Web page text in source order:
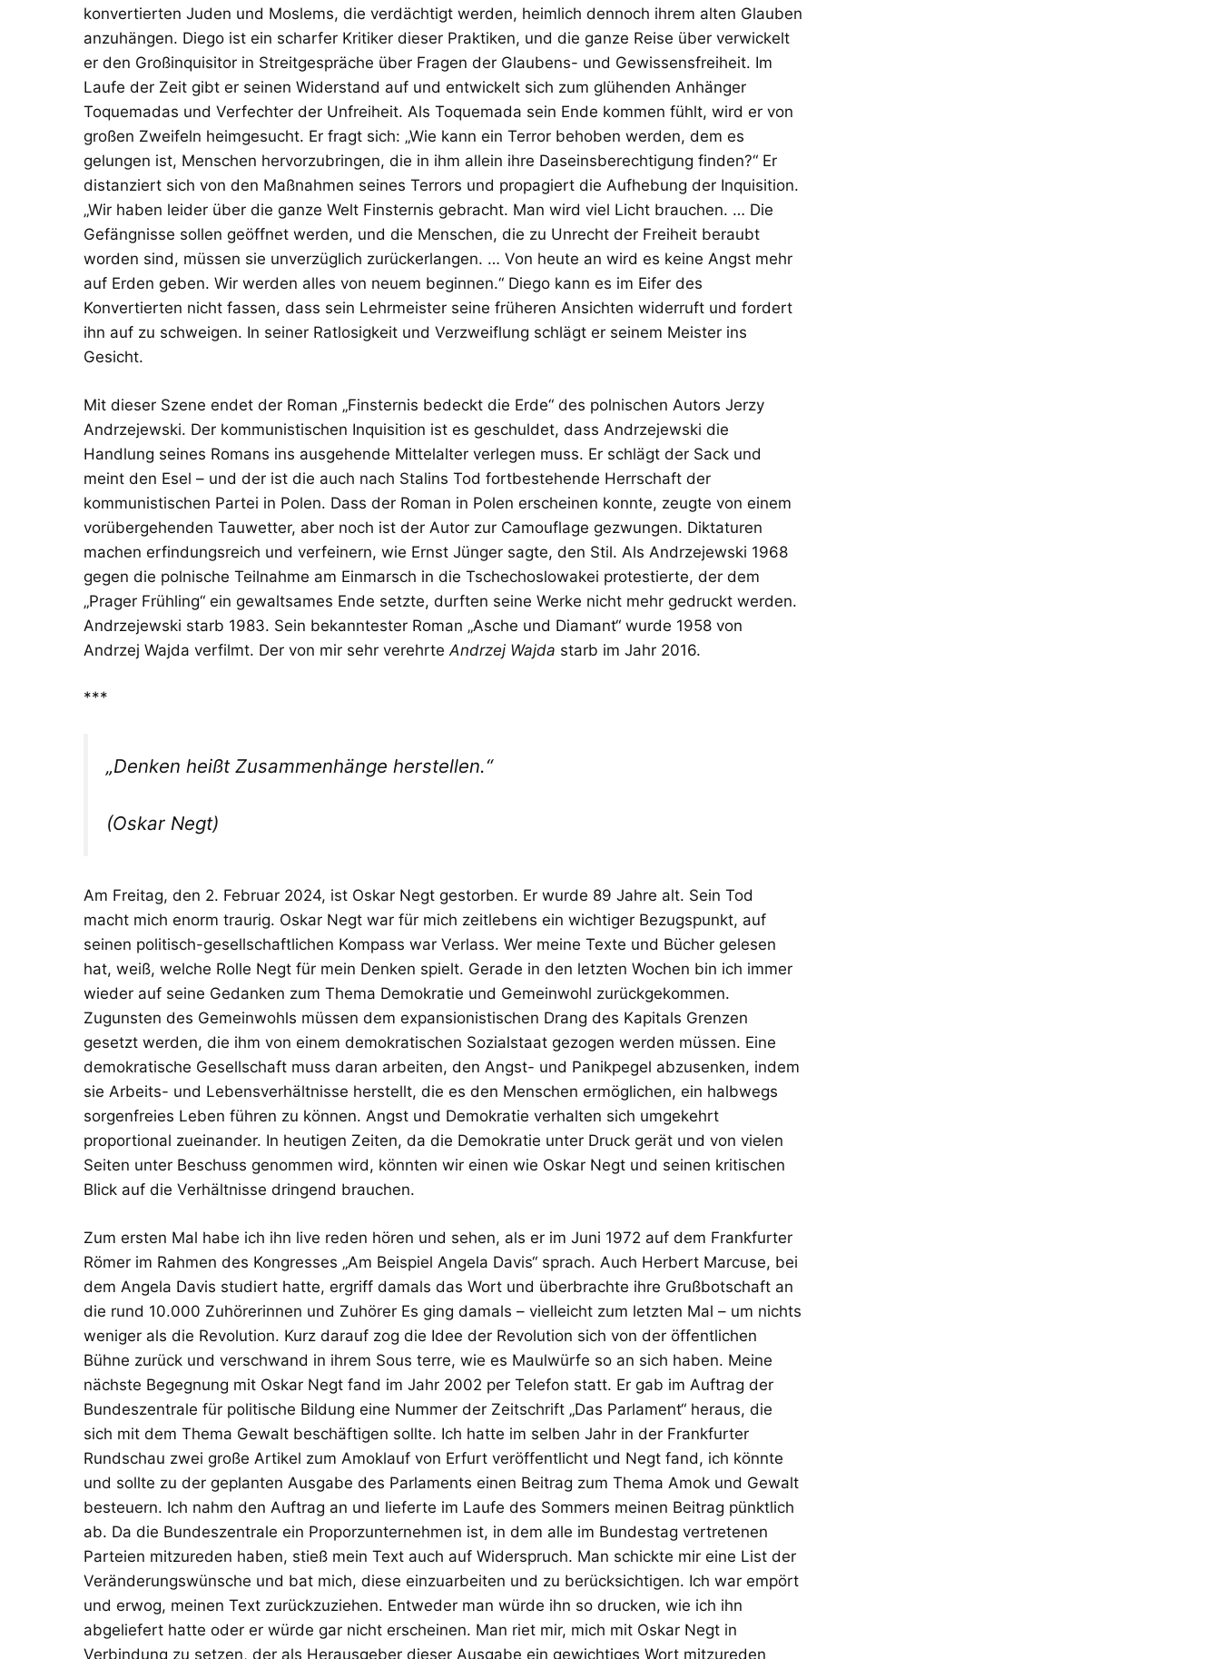
konvertierten Juden und Moslems, die verdächtigt werden, heimlich dennoch ihrem alten Glauben
anzuhängen. Diego ist ein scharfer Kritiker dieser Praktiken, und die ganze Reise über verwickelt
er den Großinquisitor in Streitgespräche über Fragen der Glaubens- und Gewissensfreiheit. Im
Laufe der Zeit gibt er seinen Widerstand auf und entwickelt sich zum glühenden Anhänger
Toquemadas und Verfechter der Unfreiheit. Als Toquemada sein Ende kommen fühlt, wird er von
großen Zweifeln heimgesucht. Er fragt sich: „Wie kann ein Terror behoben werden, dem es
gelungen ist, Menschen hervorzubringen, die in ihm allein ihre Daseinsberechtigung finden?“ Er
distanziert sich von den Maßnahmen seines Terrors und propagiert die Aufhebung der Inquisition.
„Wir haben leider über die ganze Welt Finsternis gebracht. Man wird viel Licht brauchen. … Die
Gefängnisse sollen geöffnet werden, und die Menschen, die zu Unrecht der Freiheit beraubt
worden sind, müssen sie unverzüglich zurückerlangen. … Von heute an wird es keine Angst mehr
auf Erden geben. Wir werden alles von neuem beginnen.“ Diego kann es im Eifer des
Konvertierten nicht fassen, dass sein Lehrmeister seine früheren Ansichten widerruft und fordert
ihn auf zu schweigen. In seiner Ratlosigkeit und Verzweiflung schlägt er seinem Meister ins
Gesicht.
Mit dieser Szene endet der Roman „Finsternis bedeckt die Erde“ des polnischen Autors Jerzy
Andrzejewski. Der kommunistischen Inquisition ist es geschuldet, dass Andrzejewski die
Handlung seines Romans ins ausgehende Mittelalter verlegen muss. Er schlägt der Sack und
meint den Esel – und der ist die auch nach Stalins Tod fortbestehende Herrschaft der
kommunistischen Partei in Polen. Dass der Roman in Polen erscheinen konnte, zeugte von einem
vorübergehenden Tauwetter, aber noch ist der Autor zur Camouflage gezwungen. Diktaturen
machen erfindungsreich und verfeinern, wie Ernst Jünger sagte, den Stil. Als Andrzejewski 1968
gegen die polnische Teilnahme am Einmarsch in die Tschechoslowakei protestierte, der dem
„Prager Frühling“ ein gewaltsames Ende setzte, durften seine Werke nicht mehr gedruckt werden.
Andrzejewski starb 1983. Sein bekanntester Roman „Asche und Diamant“ wurde 1958 von
Andrzej Wajda verfilmt. Der von mir sehr verehrte Andrzej Wajda starb im Jahr 2016.
***
„Denken heißt Zusammenhänge herstellen.“
(Oskar Negt)
Am Freitag, den 2. Februar 2024, ist Oskar Negt gestorben. Er wurde 89 Jahre alt. Sein Tod
macht mich enorm traurig. Oskar Negt war für mich zeitlebens ein wichtiger Bezugspunkt, auf
seinen politisch-gesellschaftlichen Kompass war Verlass. Wer meine Texte und Bücher gelesen
hat, weiß, welche Rolle Negt für mein Denken spielt. Gerade in den letzten Wochen bin ich immer
wieder auf seine Gedanken zum Thema Demokratie und Gemeinwohl zurückgekommen.
Zugunsten des Gemeinwohls müssen dem expansionistischen Drang des Kapitals Grenzen
gesetzt werden, die ihm von einem demokratischen Sozialstaat gezogen werden müssen. Eine
demokratische Gesellschaft muss daran arbeiten, den Angst- und Panikpegel abzusenken, indem
sie Arbeits- und Lebensverhältnisse herstellt, die es den Menschen ermöglichen, ein halbwegs
sorgenfreies Leben führen zu können. Angst und Demokratie verhalten sich umgekehrt
proportional zueinander. In heutigen Zeiten, da die Demokratie unter Druck gerät und von vielen
Seiten unter Beschuss genommen wird, könnten wir einen wie Oskar Negt und seinen kritischen
Blick auf die Verhältnisse dringend brauchen.
Zum ersten Mal habe ich ihn live reden hören und sehen, als er im Juni 1972 auf dem Frankfurter
Römer im Rahmen des Kongresses „Am Beispiel Angela Davis“ sprach. Auch Herbert Marcuse, bei
dem Angela Davis studiert hatte, ergriff damals das Wort und überbrachte ihre Grußbotschaft an
die rund 10.000 Zuhörerinnen und Zuhörer Es ging damals – vielleicht zum letzten Mal – um nichts
weniger als die Revolution. Kurz darauf zog die Idee der Revolution sich von der öffentlichen
Bühne zurück und verschwand in ihrem Sous terre, wie es Maulwürfe so an sich haben. Meine
nächste Begegnung mit Oskar Negt fand im Jahr 2002 per Telefon statt. Er gab im Auftrag der
Bundeszentrale für politische Bildung eine Nummer der Zeitschrift „Das Parlament“ heraus, die
sich mit dem Thema Gewalt beschäftigen sollte. Ich hatte im selben Jahr in der Frankfurter
Rundschau zwei große Artikel zum Amoklauf von Erfurt veröffentlicht und Negt fand, ich könnte
und sollte zu der geplanten Ausgabe des Parlaments einen Beitrag zum Thema Amok und Gewalt
besteuern. Ich nahm den Auftrag an und lieferte im Laufe des Sommers meinen Beitrag pünktlich
ab. Da die Bundeszentrale ein Proporzunternehmen ist, in dem alle im Bundestag vertretenen
Parteien mitzureden haben, stieß mein Text auch auf Widerspruch. Man schickte mir eine List der
Veränderungswünsche und bat mich, diese einzuarbeiten und zu berücksichtigen. Ich war empört
und erwog, meinen Text zurückzuziehen. Entweder man würde ihn so drucken, wie ich ihn
abgeliefert hatte oder er würde gar nicht erscheinen. Man riet mir, mich mit Oskar Negt in
Verbindung zu setzen, der als Herausgeber dieser Ausgabe ein gewichtiges Wort mitzureden